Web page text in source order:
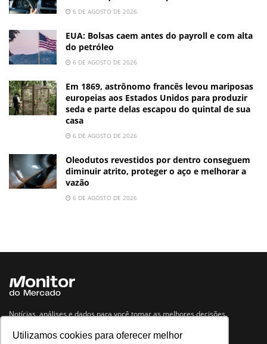
Utilizamos cookies para oferecer melhor
6 DE AGOSTO DE 2026
EUA: Bolsas caem antes do payroll e com alta
do petróleo
6 DE AGOSTO DE 2026
Em 1869, astrônomo francês levou mariposas
europeias aos Estados Unidos para produzir
seda e parte delas escapou do quintal de sua
casa
6 DE AGOSTO DE 2026
Oleodutos revestidos por dentro conseguem
diminuir atrito, proteger o aço e melhorar a
vazão
6 DE AGOSTO DE 2026
Notícias, análises e dados para você tomar as melhores decisões.
Navegue no site